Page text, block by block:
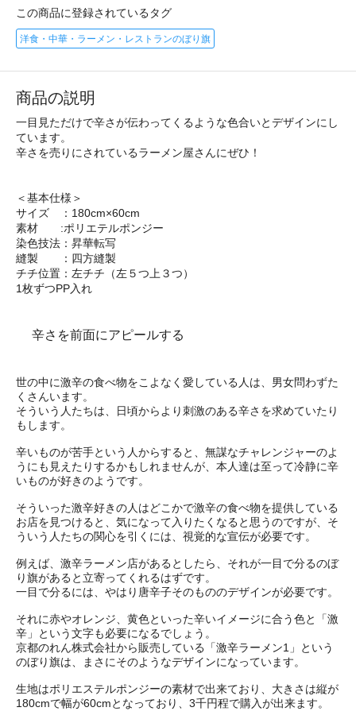
この商品に登録されているタグ
洋食・中華・ラーメン・レストランのぼり旗
商品の説明
一目見ただけで辛さが伝わってくるような色合いとデザインにし
ています。
辛さを売りにされているラーメン屋さんにぜひ！
＜基本仕様＞
サイズ ：180cm×60cm
素材 :ポリエテルポンジー
染色技法：昇華転写
縫製 ：四方縫製
チチ位置：左チチ（左５つ上３つ）
1枚ずつPP入れ
辛さを前面にアピールする
世の中に激辛の食べ物をこよなく愛している人は、男女問わずた
くさんいます。
そういう人たちは、日頃からより刺激のある辛さを求めていたり
もします。
辛いものが苦手という人からすると、無謀なチャレンジャーのよ
うにも見えたりするかもしれませんが、本人達は至って冷静に辛
いものが好きのようです。
そういった激辛好きの人はどこかで激辛の食べ物を提供している
お店を見つけると、気になって入りたくなると思うのですが、そ
ういう人たちの関心を引くには、視覚的な宣伝が必要です。
例えば、激辛ラーメン店があるとしたら、それが一目で分るのぼ
り旗があると立寄ってくれるはずです。
一目で分るには、やはり唐辛子そのもののデザインが必要です。
それに赤やオレンジ、黄色といった辛いイメージに合う色と「激
辛」という文字も必要になるでしょう。
京都のれん株式会社から販売している「激辛ラーメン1」という
のぼり旗は、まさにそのようなデザインになっています。
生地はポリエステルポンジーの素材で出来ており、大きさは縦が
180cmで幅が60cmとなっており、3千円程で購入が出来ます。